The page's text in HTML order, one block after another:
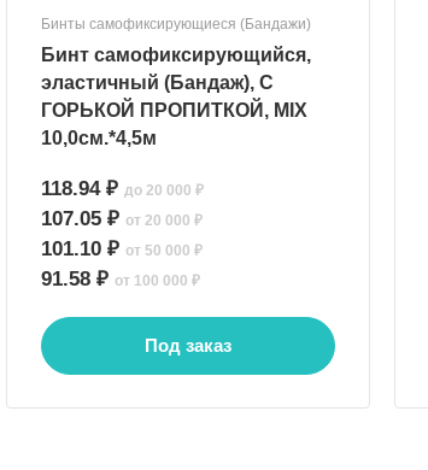
Бинты самофиксирующиеся (Бандажи)
Бинт самофиксирующийся,
эластичный (Бандаж), С
ГОРЬКОЙ ПРОПИТКОЙ, MIX
10,0см.*4,5м
118.94 ₽ до 20 000 ₽
107.05 ₽ от 20 000 ₽
101.10 ₽ от 50 000 ₽
91.58 ₽ от 100 000 ₽
Под заказ